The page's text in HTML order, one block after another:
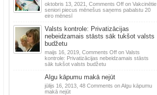
oktobris 13, 2021, Comments Offon Vakcinētie
seniori piecus mēnešus saņems pabalstu 20
eiro mēnesī
Valsts kontrole: Privatizācijas
nebeidzamais stāsts sāk tukšot valsts
budžetu
maijs 16, 2019, Comments Offon Valsts
kontrole: Privatizācijas nebeidzamais stāsts
sāk tukšot valsts budžetu
Algu kāpumu makā nejūt
jūlijs 16, 2013, 48 Comments on Algu kāpumu
makā nejūt